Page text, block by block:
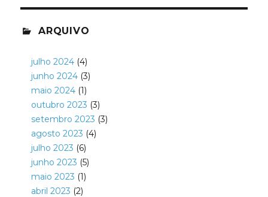
ARQUIVO
julho 2024(4)
junho 2024(3)
maio 2024(1)
outubro 2023 (3)
setembro 2023 (3)
agosto 2023 (4)
julho 2023 (6)
junho 2023 (5)
maio 2023 (1)
abril 2023 (2)